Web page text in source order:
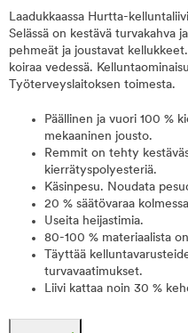
Laadukkaassa Hurtta-
Selässä on kestävä turvakahva
pehmeät ja joustavat
koiraa vedessä.
Työterveyslaitoksen toimesta.
Päällinen ja vuori 100 %
mekaaninen jousto.
Remmit on tehty
kierrätyspolyesteriä.
Käsinpesu. Noudata
20 % säätövaraa
Useita heijastimia.
80-100 % materiaalista
Täyttää
turvavaatimukset.
Liivi kattaa noin 30 %